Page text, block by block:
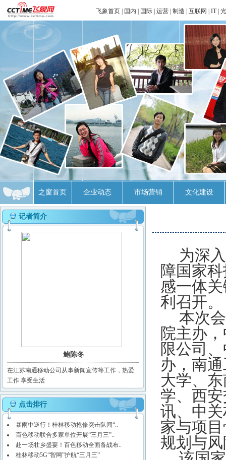
飞象首页 国内 国际 运营 制造 互联网 IT|
之窗首页 企业动态 市场营销 文化建设
记者简介
鲍陈冬
在江苏南通移动公司从事新闻宣传等工作，热爱
工作 享受生活
点击排行
暴雨中逆行！桂林移动抢修突击队闻“..
百色移动联合多家单位开展“三月三”..
赴一场壮乡盛宴！百色移动全面备战布..
桂林移动5G“智网”护航“三月三”
为深
障国家
感一体
利召开。
本次
院主办
限公司
办，南
大学、
学、西
讯、中
家与项
规划与